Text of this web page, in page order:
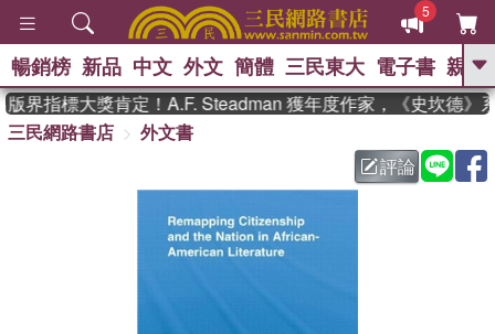
5
GO
父親節 、 如果歷
暑期推薦 、 國際布克
登輝時代 、 數學女孩：黎曼猜想
偉大的迷走神經
暢銷榜 新品 中文 外文 簡體 三民東大 電子書 親子
界指標大獎肯定！A.F. Steadman 獲年度作家，《史坎德》系
三民網路書店
外文書
評論